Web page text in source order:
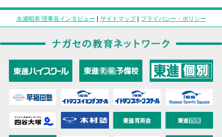
永瀬昭幸 理事長インタビュー | サイトマップ| プライバシー・ポリシー